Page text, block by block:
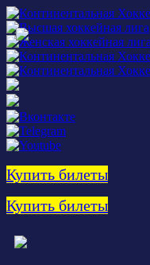
Купить билеты
Купить билеты